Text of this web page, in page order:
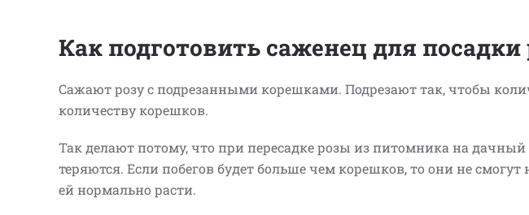
Как подготовить саженец для
Сажают розу с подрезанными корешками. Подрезают так, чтобы
количеству корешков.
Так делают потому, что при пересадке розы из питомника на дачный
теряются. Если побегов будет больше чем корешков, то они не смогут
ей нормально расти.